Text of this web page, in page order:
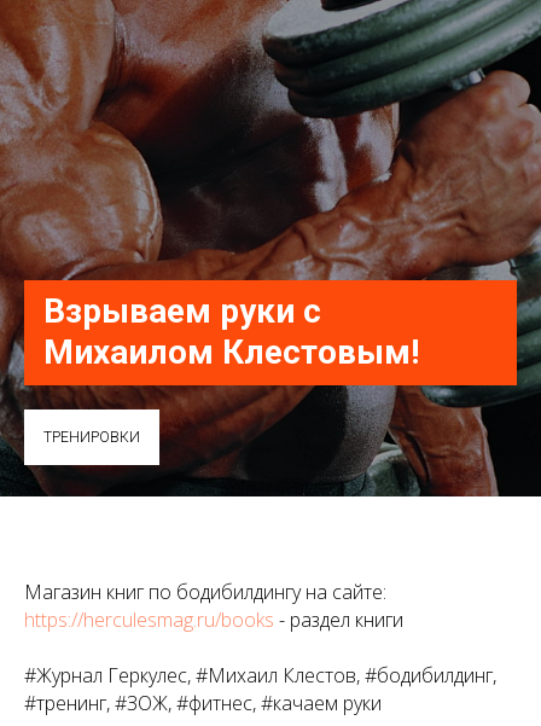
Взрываем руки с
Михаилом Клестовым!
ТРЕНИРОВКИ
Магазин книг по бодибилдингу на сайте:
https://herculesmag.ru/books - раздел книги
#Журнал Геркулес, #Михаил Клестов, #бодибилдинг,
#тренинг, #ЗОЖ, #фитнес, #качаем руки